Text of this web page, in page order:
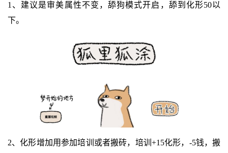
1、建议是审美属性不变，舔狗模式开启，舔到化形50以
下。
2、化形增加用参加培训或者搬砖，培训+15化形，-5钱，搬